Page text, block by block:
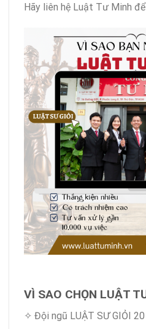
Hãy liên hệ Luật Tư Minh
VÌ SAO CHỌN LUẬT
✧ Đội ngũ LUẬT SƯ GIỎI